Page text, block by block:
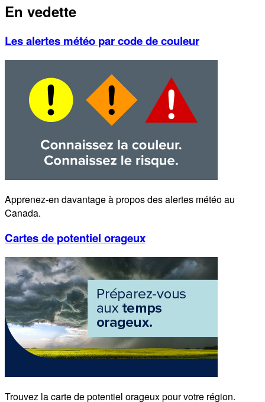
En vedette
Les alertes météo par code de couleur
Apprenez-en davantage à propos des alertes météo au
Canada.
Cartes de potentiel orageux
Trouvez la carte de potentiel orageux pour votre région.